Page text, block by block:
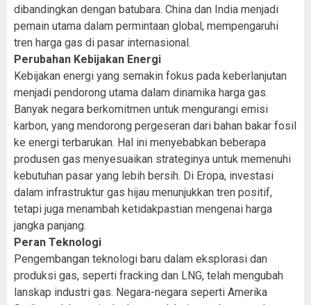
dibandingkan dengan batubara. China dan India menjadi
pemain utama dalam permintaan global, mempengaruhi
tren harga gas di pasar internasional.
Perubahan Kebijakan Energi
Kebijakan energi yang semakin fokus pada keberlanjutan
menjadi pendorong utama dalam dinamika harga gas.
Banyak negara berkomitmen untuk mengurangi emisi
karbon, yang mendorong pergeseran dari bahan bakar fosil
ke energi terbarukan. Hal ini menyebabkan beberapa
produsen gas menyesuaikan strateginya untuk memenuhi
kebutuhan pasar yang lebih bersih. Di Eropa, investasi
dalam infrastruktur gas hijau menunjukkan tren positif,
tetapi juga menambah ketidakpastian mengenai harga
jangka panjang.
Peran Teknologi
Pengembangan teknologi baru dalam eksplorasi dan
produksi gas, seperti fracking dan LNG, telah mengubah
lanskap industri gas. Negara-negara seperti Amerika